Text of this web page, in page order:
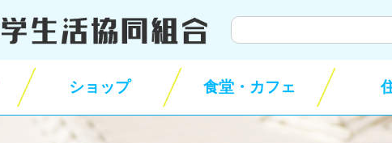
サ
内
ショップ 食堂・カフェ